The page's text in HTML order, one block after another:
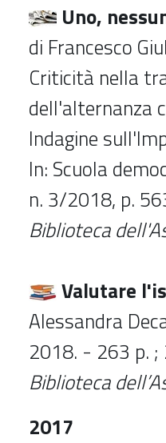
Uno,
di Francesco
Criticità nella
dell'alternanza
Indagine
In: Scuola
n. 3/2018, p.
Biblioteca
Valutare
Alessandra
2018. - 263 p. ;
Biblioteca
2017